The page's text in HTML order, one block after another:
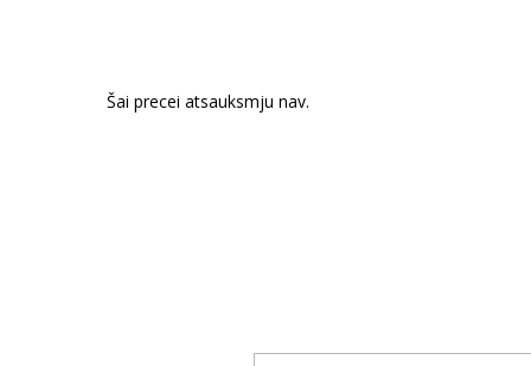
Šai precei atsauksmju nav.